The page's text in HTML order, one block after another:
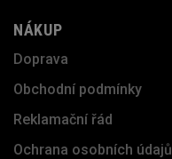
NÁKUP
Doprava
Obchodní podmínky
Reklamační řád
Ochrana osobních údajů